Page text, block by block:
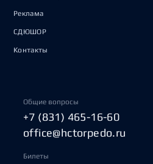
Реклама
СДЮШОР
Контакты
Общие вопросы
+7 (831) 465-16-60
office@hctorpedo.ru
Билеты